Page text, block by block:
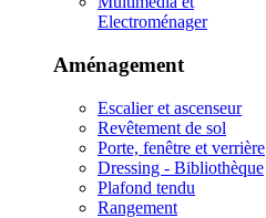
Electroménager
Aménagement
Escalier et ascenseur
Revêtement de sol
Porte, fenêtre et verrière
Dressing - Bibliothèque
Plafond tendu
Rangement